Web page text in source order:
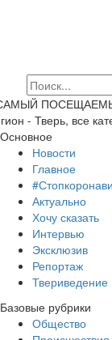
- Тверь, все
Основное
Новости
Главное
Актуально
Хочу сказать
Интервью
Эксклюзив
Репортаж
Твериведение
Базовые рубрики
Общество